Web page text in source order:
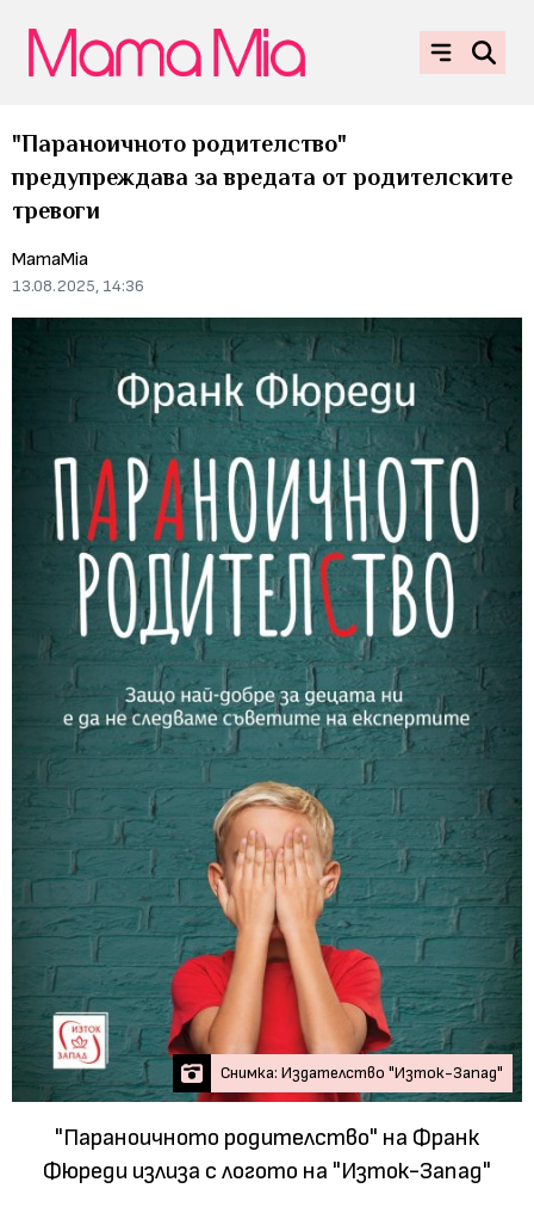
"Параноичното родителство"
предупреждава за вредата от родителските
тревоги
MamaMia
13.08.2025, 14:36
Снимка: Издателство "Изток-Запад"
"Параноичното родителство" на Франк
Фюреди излиза с логото на "Изток-Запад"